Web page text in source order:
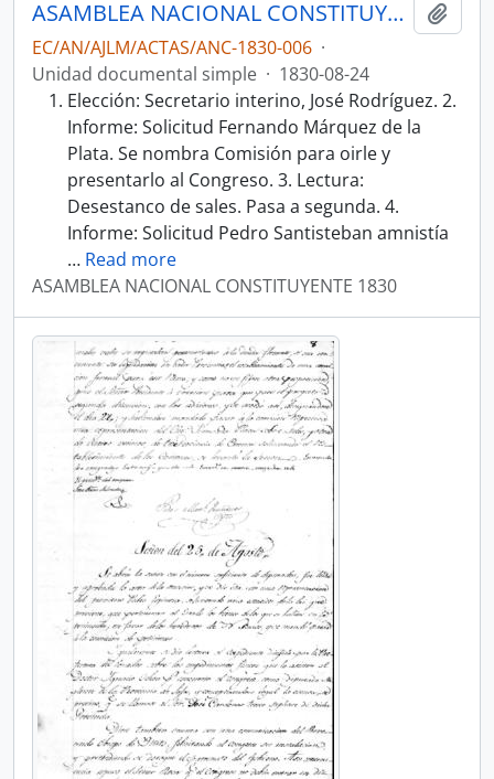
ASAMBLEA NACIONAL CONSTITUYENTE 1830
EC/AN/AJLM/ACTAS/ANC-1830-006 ·
Unidad documental simple · 1830-08-24
Elección: Secretario interino, José Rodríguez. 2.
Informe: Solicitud Fernando Márquez de la
Plata. Se nombra Comisión para oirle y
presentarlo al Congreso. 3. Lectura:
Desestanco de sales. Pasa a segunda. 4.
Informe: Solicitud Pedro Santisteban amnistía
… Read more
ASAMBLEA NACIONAL CONSTITUYENTE 1830